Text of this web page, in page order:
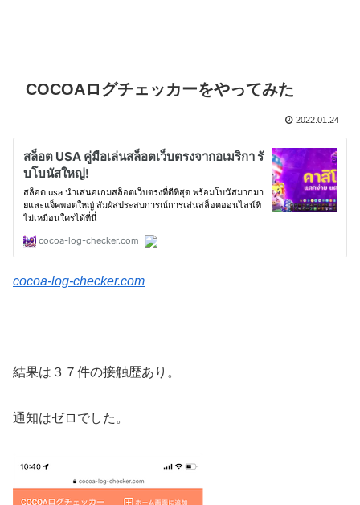
COCOAログチェッカーをやってみた
2022.01.24
cocoa-log-checker.com
結果は３７件の接触歴あり。
通知はゼロでした。